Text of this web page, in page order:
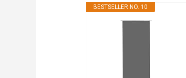
BESTSELLER NO. 10